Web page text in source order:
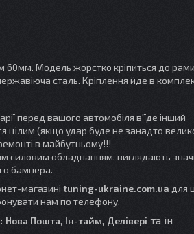
60мм. Модель жорстко кріпиться до
сталь. Кріплення йде в
перед вашого автомобіля в'їде інший
цілим (якщо удар буде не занадто
в майбутньому!!!
силовим обладнанням, виглядають
бампера.
магазині tuning-ukraine.com.ua для
нам по телефону.
Нова Пошта Ін-тайм Делівері та ін